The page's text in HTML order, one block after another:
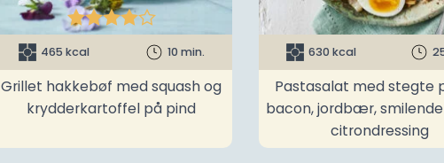

465 kcal 10 min.
Grillet hakkebøf med squash og
krydderkartoffel på pind
630 kcal
Pastasalat med stegte
bacon, jordbær,
citrondressing